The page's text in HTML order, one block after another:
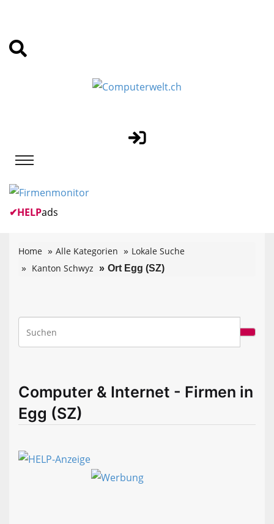
✔HELPads
Home Alle Kategorien
Lokale Suche
Kanton Schwyz
Ort Egg (SZ)
Computer & Internet - Firmen in
Egg (SZ)